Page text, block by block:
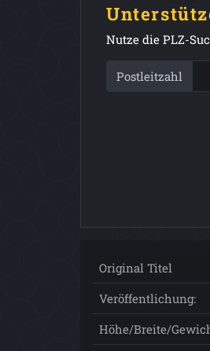
Nutze die PLZ-
Postleitzahl
Original Titel
Veröffentlichung:
Höhe/Breite/